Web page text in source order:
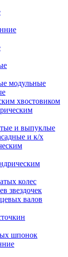
модульные
хвостовиком
и выпуклые
и к/х
колес
звездочек
валов
шпонок